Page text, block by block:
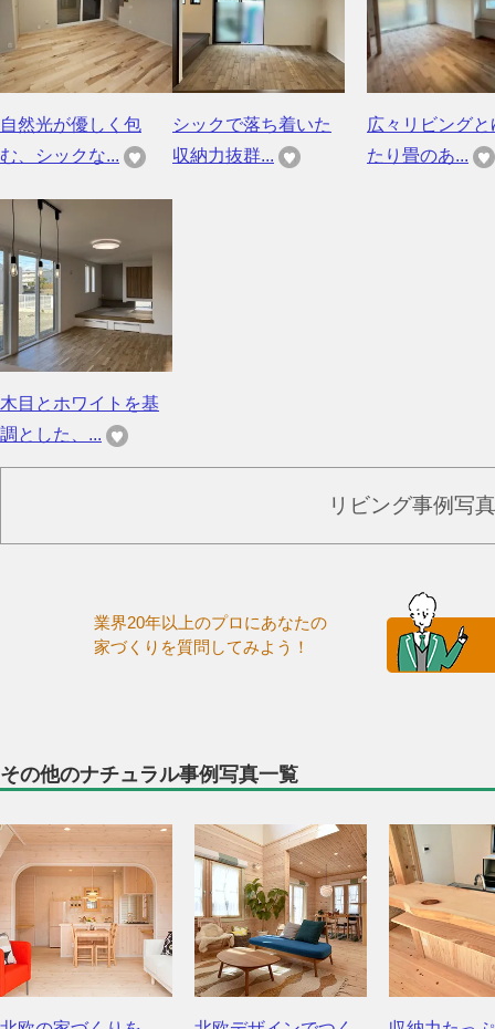
自然光が優しく包
む、シックな...
シックで落ち着いた
収納力抜群...
広々リビングと
たり畳のあ...
木目とホワイトを基
調とした、...
リビング事例写
業界20年以上のプロにあなたの
家づくりを質問してみよう！
その他のナチュラル事例写真一覧